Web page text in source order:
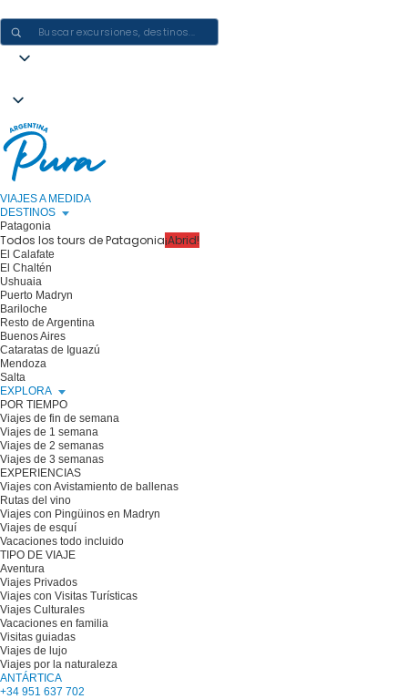
VIAJES A MEDIDA
DESTINOS
Patagonia
Todos los tours de Patagonia¡Abrid!
El Calafate
El Chaltén
Ushuaia
Puerto Madryn
Bariloche
Resto de Argentina
Buenos Aires
Cataratas de Iguazú
Mendoza
Salta
EXPLORA
POR TIEMPO
Viajes de fin de semana
Viajes de 1 semana
Viajes de 2 semanas
Viajes de 3 semanas
EXPERIENCIAS
Viajes con Avistamiento de ballenas
Rutas del vino
Viajes con Pingüinos en Madryn
Viajes de esquí
Vacaciones todo incluido
TIPO DE VIAJE
Aventura
Viajes Privados
Viajes con Visitas Turísticas
Viajes Culturales
Vacaciones en familia
Visitas guiadas
Viajes de lujo
Viajes por la naturaleza
ANTÁRTICA
+34 951 637 702